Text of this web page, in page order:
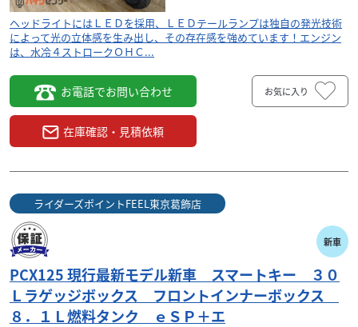
シャドウ400スラッシャー 水冷ＶツインＯＨＣ３バル
ブエ...
本体価格: 61
シャドウスラッシャーは、シャドウ４００をベースにした
アメリカンモデルです！先行したシャドウ４００が、クラ
シカルなスタイルを与えられていたのに対し、シャドウ...
ヘッドライトにはＬＥＤを採用、ＬＥＤテールランプは独自の発光技術
によって光の立体感を生み出し、その存在感を強めています！エンジン
は、水冷４ストロークＯＨＣ...
お電話でお問い合わせ
在庫確認・見積依頼
お気に入り
ライダーズポイントFEEL東京葛飾店
新車
PCX125 現行最新モデル新車 スマートキー ３０
Ｌラゲッジボックス フロントインナーボックス
８．１Ｌ燃料タンク ｅＳＰ＋エ